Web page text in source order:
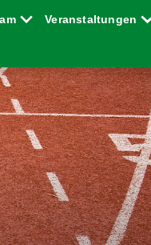
Veranstaltungen